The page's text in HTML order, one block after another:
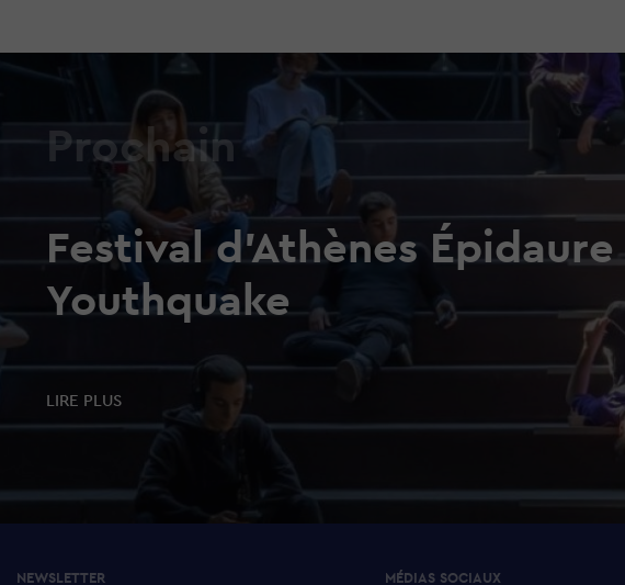
Prochain
Festival d'Athènes
Youthquake
LIRE PLUS
NEWSLETTER MÉDIAS SOCIAUX